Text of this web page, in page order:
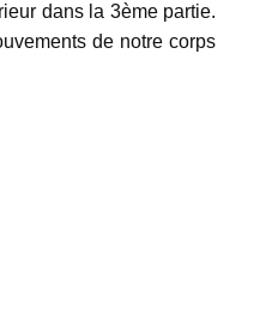
dans la 3ème partie.
de notre corps